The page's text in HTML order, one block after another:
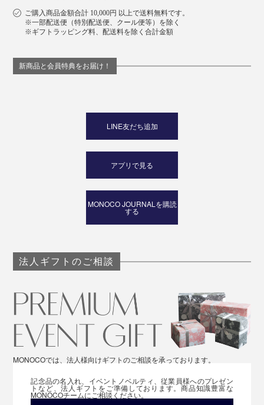
ご購入商品金額合計 10,000円 以上で送料無料です。
※一部配送便（特別配送便、クール便等）を除く
※ギフトラッピング料、配送料を除く合計金額
新商品と会員特典をお届け！
LINE友だち追加
アプリで見る
MONOCO JOURNALを購読
する
法人ギフトのご相談
MONOCOでは、法人様向けギフトのご相談を承っております。
記念品の名入れ、イベントノベルティ、従業員様へのプレゼン
トなど、法人ギフトをご準備しております。商品知識豊富な
MONOCOチームにご相談ください。